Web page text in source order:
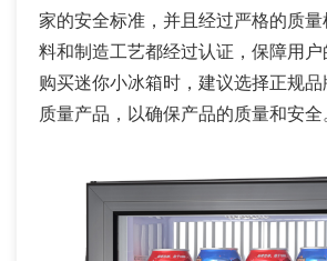
家的安全标准，并且经过严格的质
料和制造工艺都经过认证，保障用
购买迷你小冰箱时，建议选择正规
质量产品，以确保产品的质量和安全